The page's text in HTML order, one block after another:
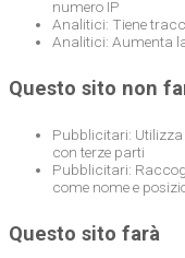
numero IP
Analitici: Tiene
Analitici: Aumenta
Questo sito non
Pubblicitari:
con terze parti
Pubblicitari:
come nome e
Questo sito farà